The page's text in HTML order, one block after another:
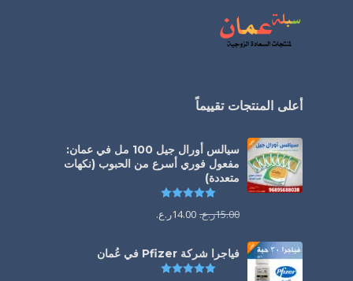
أعلى المنتجات تقييماً
سيالس أورال جيل 100 مل في عمان:
مفعول فوري أسرع من الحبوب (نكهات
متعددة)
15.00ر.ع. 14.00ر.ع.
فياجرا شركة Pfizer في عُمان